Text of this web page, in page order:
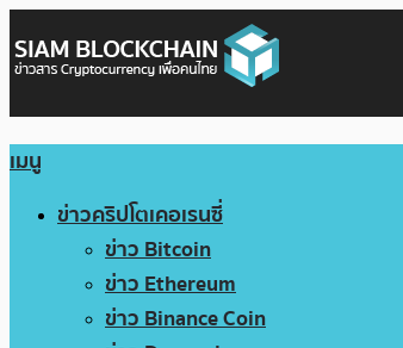
เมนู
ข่าวคริปโตเคอเรนซี่
ข่าว Bitcoin
ข่าว Ethereum
ข่าว Binance Coin